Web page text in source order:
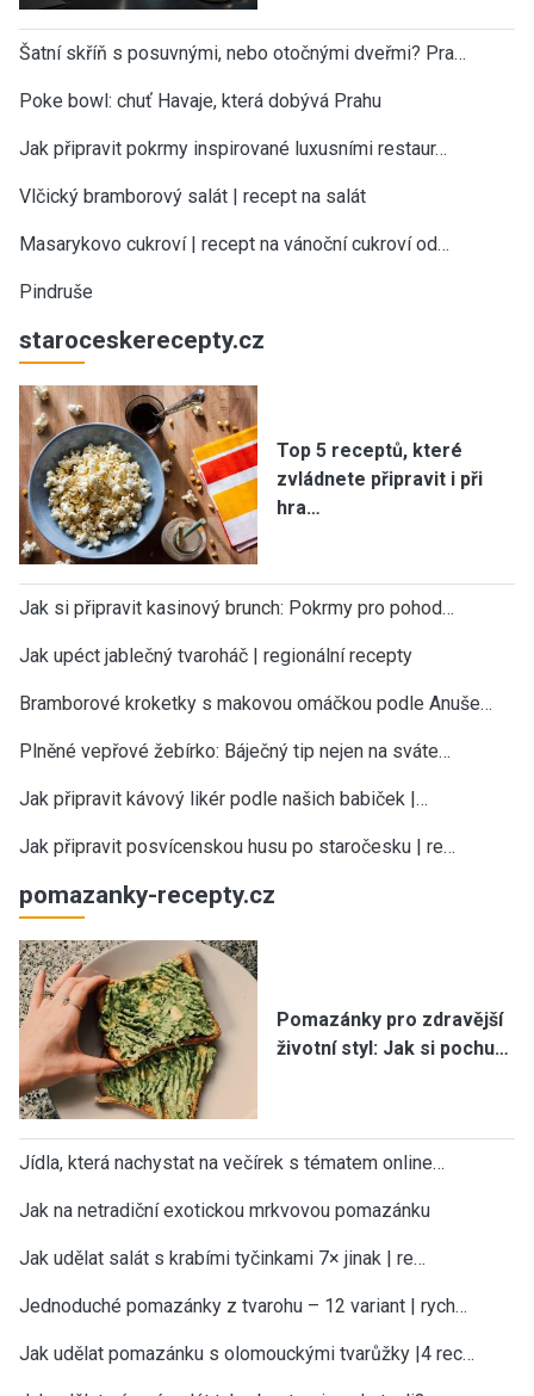
Šatní skříň s posuvnými, nebo otočnými dveřmi? Pra…
Poke bowl: chuť Havaje, která dobývá Prahu
Jak připravit pokrmy inspirované luxusními restaur…
Vlčický bramborový salát | recept na salát
Masarykovo cukroví | recept na vánoční cukroví od…
Pindruše
staroceskerecepty.cz
Top 5 receptů, které
zvládnete připravit i při
hra…
Jak si připravit kasinový brunch: Pokrmy pro pohod…
Jak upéct jablečný tvaroháč | regionální recepty
Bramborové kroketky s makovou omáčkou podle Anuše…
Plněné vepřové žebírko: Báječný tip nejen na sváte…
Jak připravit kávový likér podle našich babiček |…
Jak připravit posvícenskou husu po staročesku | re…
pomazanky-recepty.cz
Pomazánky pro zdravější
životní styl: Jak si pochu…
Jídla, která nachystat na večírek s tématem online…
Jak na netradiční exotickou mrkvovou pomazánku
Jak udělat salát s krabími tyčinkami 7× jinak | re…
Jednoduché pomazánky z tvarohu – 12 variant | rych…
Jak udělat pomazánku s olomouckými tvarůžky |4 rec…